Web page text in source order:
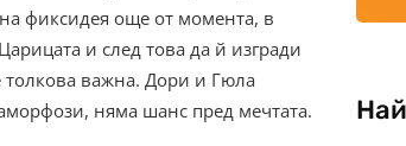
фиксидея още от момента, в
и след това да й изгради
важна. Дори и Гюла
няма шанс пред мечтата.